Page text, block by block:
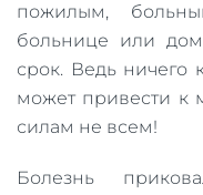
пожилым,
больнице или
срок. Ведь ничего
может привести к
силам не всем!
Болезнь